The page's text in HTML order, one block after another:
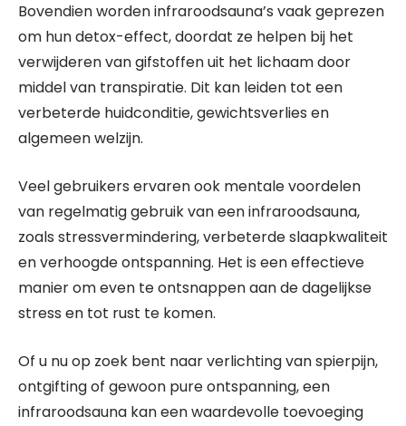
Bovendien worden infraroodsauna’s vaak geprezen
om hun detox-effect, doordat ze helpen bij het
verwijderen van gifstoffen uit het lichaam door
middel van transpiratie. Dit kan leiden tot een
verbeterde huidconditie, gewichtsverlies en
algemeen welzijn.
Veel gebruikers ervaren ook mentale voordelen
van regelmatig gebruik van een infraroodsauna,
zoals stressvermindering, verbeterde slaapkwaliteit
en verhoogde ontspanning. Het is een effectieve
manier om even te ontsnappen aan de dagelijkse
stress en tot rust te komen.
Of u nu op zoek bent naar verlichting van spierpijn,
ontgifting of gewoon pure ontspanning, een
infraroodsauna kan een waardevolle toevoeging